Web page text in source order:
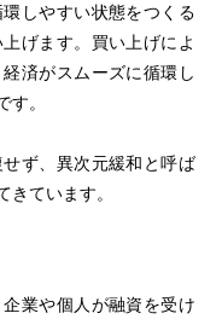
しやすい状態をつくる
げます。買い上げによ
済がスムーズに循環し
す。
ず、異次元緩和と呼ば
きています。
業や個人が融資を受け